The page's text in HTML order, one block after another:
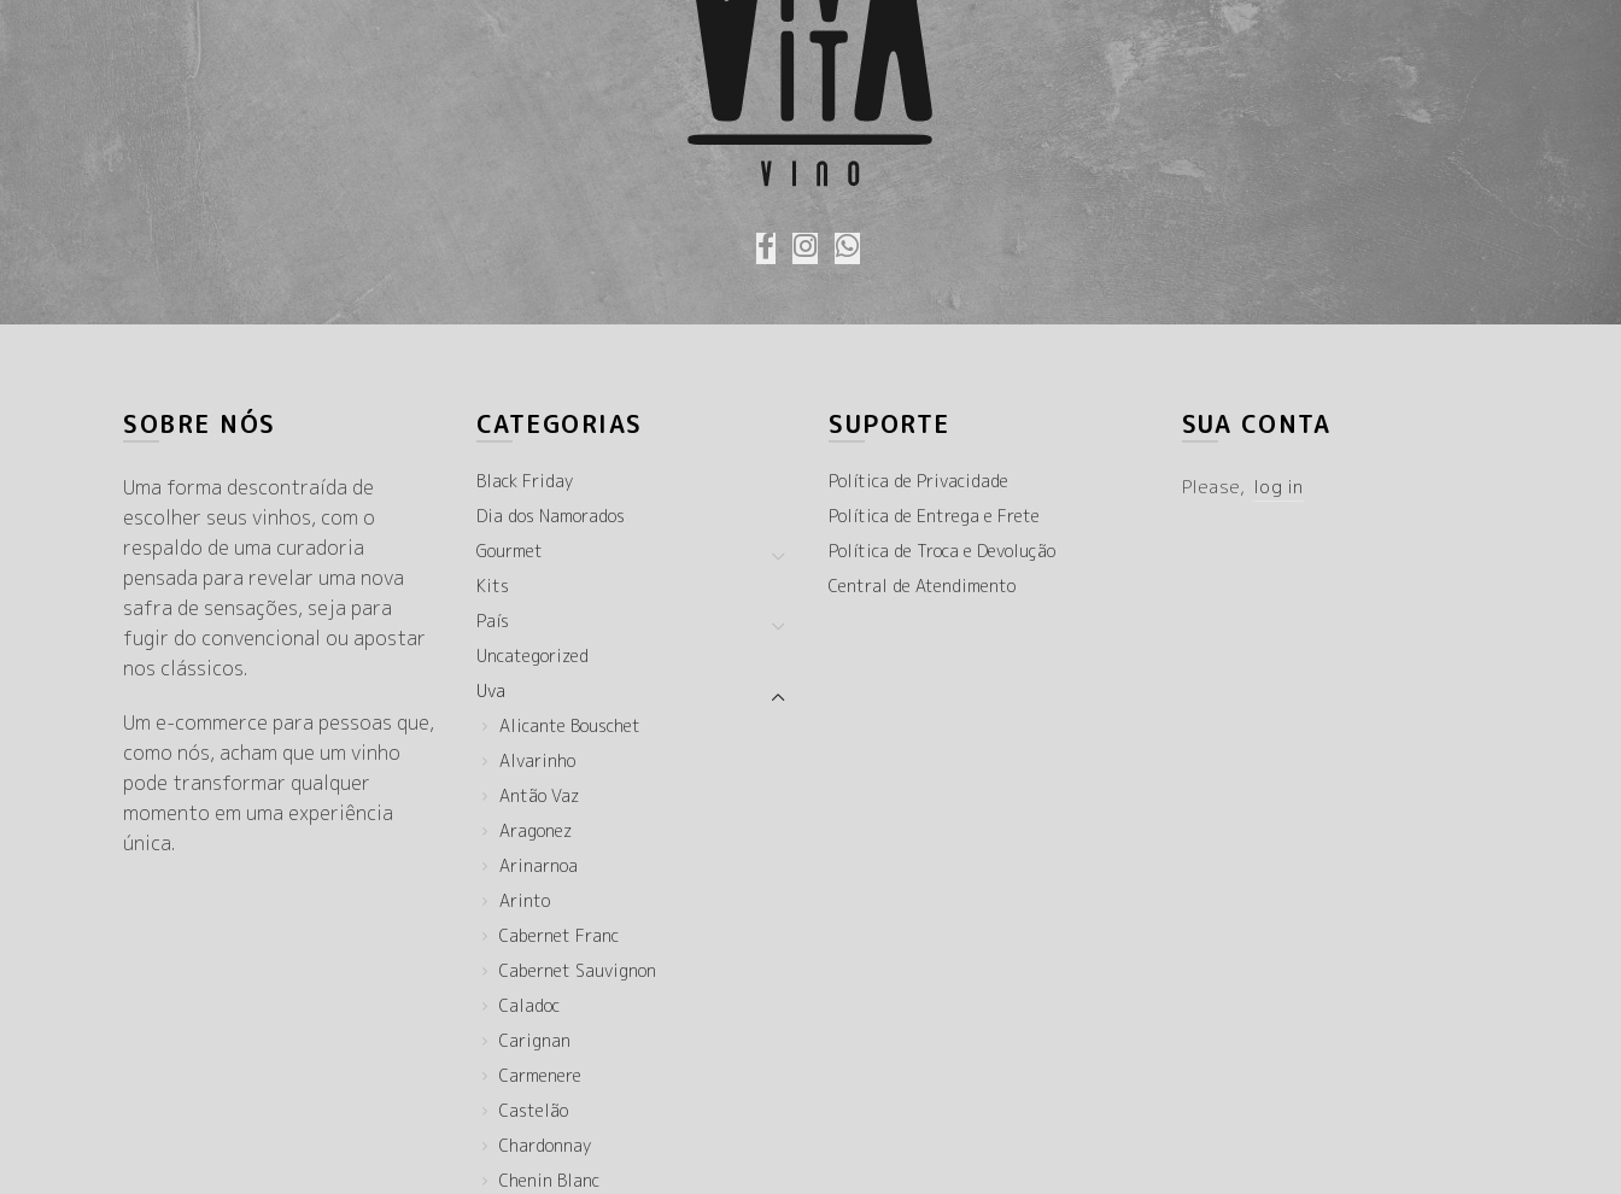
SOBRE NÓS
Uma forma descontraída de
escolher seus vinhos, com o
respaldo de uma curadoria
pensada para revelar uma nova
safra de sensações, seja para
fugir do convencional ou apostar
nos clássicos.
Um e-commerce para pessoas que,
como nós, acham que um vinho
pode transformar qualquer
momento em uma experiência
única.
CATEGORIAS
Black Friday
Dia dos Namorados
Gourmet
Kits
País
Uncategorized
Uva
Alicante Bouschet
Alvarinho
Antão Vaz
Aragonez
Arinarnoa
Arinto
Cabernet Franc
Cabernet Sauvignon
Caladoc
Carignan
Carmenere
Castelão
Chardonnay
Chenin Blanc
SUPORTE
Política de Privacidade
Política de Entrega e Frete
Política de Troca e Devolução
Central de Atendimento
SUA CONTA
Please, log in